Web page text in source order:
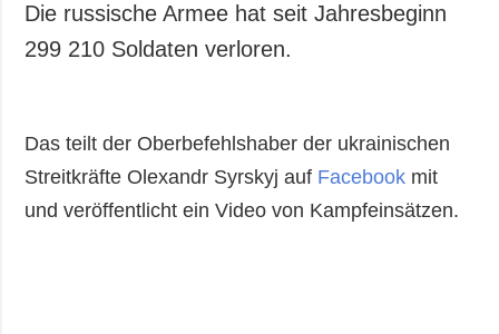
Die russische Armee hat seit Jahresbeginn
299 210 Soldaten verloren.
Das teilt der Oberbefehlshaber der ukrainischen
Streitkräfte Olexandr Syrskyj auf Facebook mit
und veröffentlicht ein Video von Kampfeinsätzen.